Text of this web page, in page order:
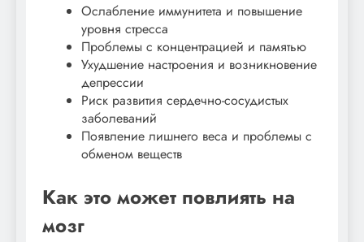
Ослабление иммунитета и повышение
уровня стресса
Проблемы с концентрацией и памятью
Ухудшение настроения и возникновение
депрессии
Риск развития сердечно-сосудистых
заболеваний
Появление лишнего веса и проблемы с
обменом веществ
Как это может повлиять на
мозг